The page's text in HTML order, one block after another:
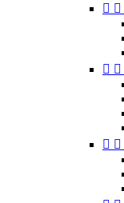
 
 
 